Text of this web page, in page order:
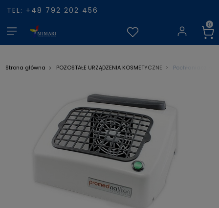
TEL: +48 792 202 456
Strona główna POZOSTAŁE URZĄDZENIA KOSMETYCZNE Pochłaniacz